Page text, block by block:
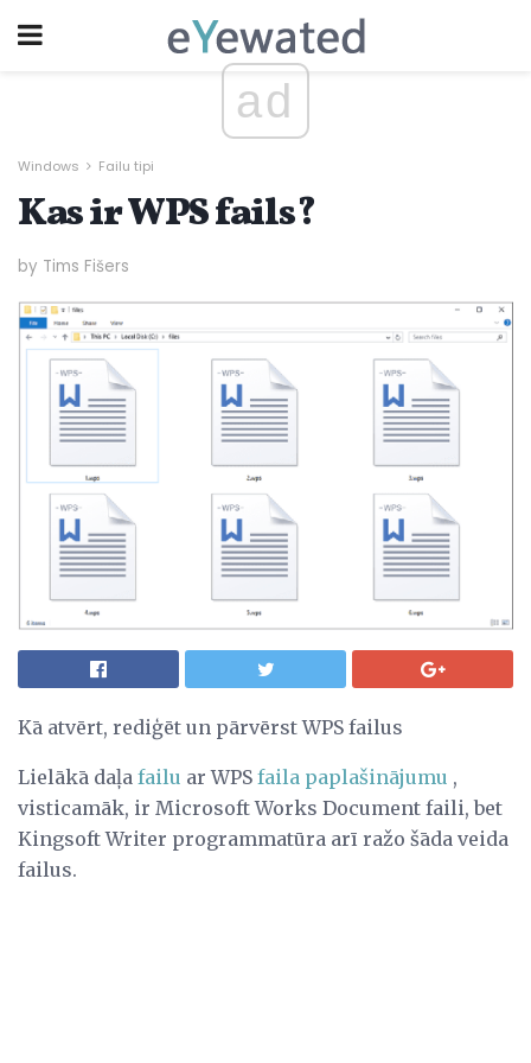
ad
Windows Failu tipi
Kas ir WPS fails?
by Tims Fišers
Kā atvērt, rediģēt un pārvērst WPS failus
Lielākā daļa failu ar WPS faila paplašinājumu ,
visticamāk, ir Microsoft Works Document faili, bet
Kingsoft Writer programmatūra arī ražo šāda veida
failus.